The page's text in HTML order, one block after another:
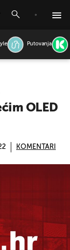
Putovanja
OLED
KOMENTARI